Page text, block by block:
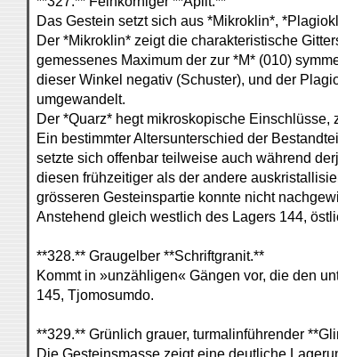
Das Gestein setzt sich aus *Mikroklin*,
Der *Mikroklin* zeigt die charakteristische
gemessenes Maximum der zur *M* (010)
dieser Winkel negativ (Schuster), und der
umgewandelt.
Der *Quarz* hegt mikroskopische
Ein bestimmter Altersunterschied der
setzte sich offenbar teilweise auch während
diesen frühzeitiger als der andere
grösseren Gesteinspartie konnte nicht
Anstehend gleich westlich des Lagers 144,
**328.** Graugelber **Schriftgranit.**
Kommt in »unzähligen« Gängen vor, die den
145, Tjomosumdo.
**329.** Grünlich grauer, turmalinführender
Die Gesteinsmasse zeigt eine deutliche